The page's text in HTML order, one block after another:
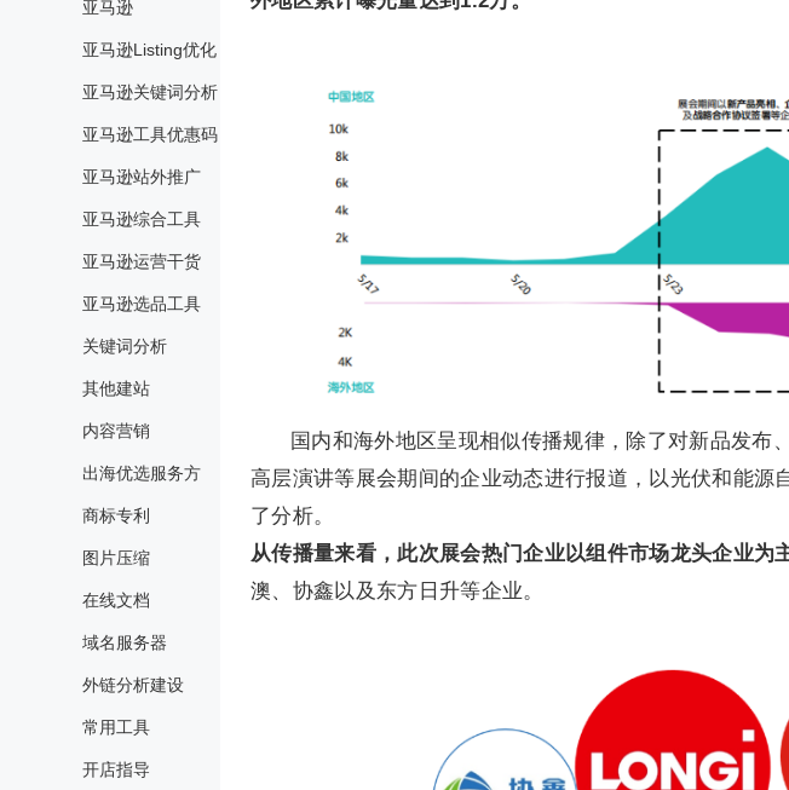
亚马逊
亚马逊Listing优化
亚马逊关键词分析
亚马逊工具优惠码
亚马逊站外推广
亚马逊综合工具
亚马逊运营干货
亚马逊选品工具
关键词分析
其他建站
内容营销
出海优选服务方
商标专利
图片压缩
在线文档
域名服务器
外链分析建设
常用工具
开店指导
国内和海外地区呈现相似传播规律，除了对新品发布
高层演讲等展会期间的企业动态进行报道，以光伏和能源
了分析。
从传播量来看，此次展会热门企业以组件市场龙头企业为
澳、协鑫以及东方日升等企业。